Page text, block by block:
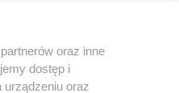
oraz inne
dostęp i
urządzeniu oraz